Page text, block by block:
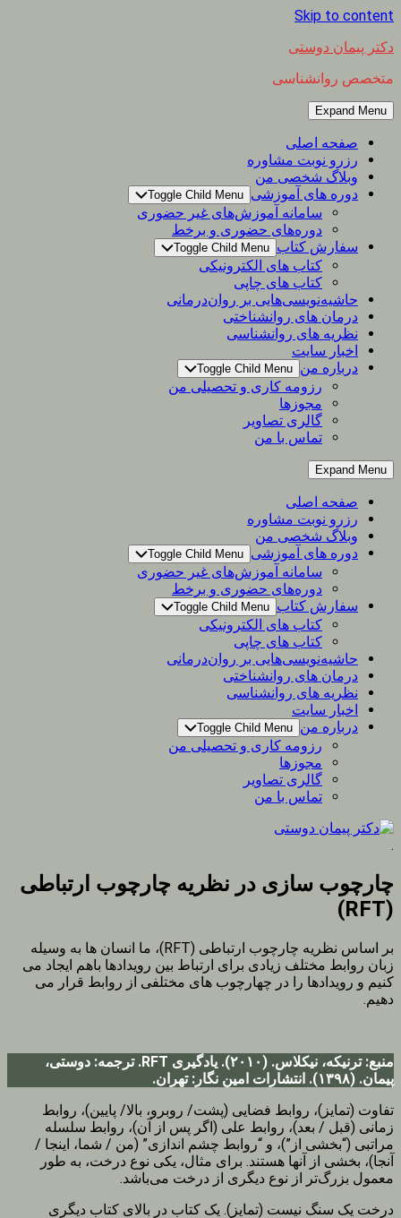
Skip to content
دکتر پیمان دوستی
متخصص روانشناسی
Expand Menu
صفحه اصلی
رزرو نوبت مشاوره
وبلاگ شخصی من
دوره های آموزشی Toggle Child Menu
سامانه آموزش‌های غیر حضوری
دوره‌های حضوری و برخط
سفارش کتاب Toggle Child Menu
کتاب های الکترونیکی
کتاب های چاپی
حاشیه‌نویسی‌هایی بر روان‌درمانی
درمان های روانشناختی
نظریه های روانشناسی
اخبار سایت
درباره من Toggle Child Menu
رزومه کاری و تحصیلی من
مجوزها
گالری تصاویر
تماس با من
Expand Menu
صفحه اصلی
رزرو نوبت مشاوره
وبلاگ شخصی من
دوره های آموزشی Toggle Child Menu
سامانه آموزش‌های غیر حضوری
دوره‌های حضوری و برخط
سفارش کتاب Toggle Child Menu
کتاب های الکترونیکی
کتاب های چاپی
حاشیه‌نویسی‌هایی بر روان‌درمانی
درمان های روانشناختی
نظریه های روانشناسی
اخبار سایت
درباره من Toggle Child Menu
رزومه کاری و تحصیلی من
مجوزها
گالری تصاویر
تماس با من
.
چارچوب سازی در نظریه چارچوب ارتباطی
(RFT)
بر اساس نظریه چارچوب ارتباطی (RFT)، ما انسان ها به وسیله
زبان روابط مختلف زیادی برای ارتباط بین رویدادها باهم ایجاد می
کنیم و رویدادها را در چهارچوب های مختلفی از روابط قرار می
دهیم.
منبع: ترنیکه، نیکلاس. (۲۰۱۰). یادگیری RFT. ترجمه: دوستی،
پیمان. (۱۳۹۸). انتشارات امین نگار: تهران.
تفاوت (تمایز)، روابط فضایی (پشت/ روبرو، بالا/ پایین)، روابط
زمانی (قبل / بعد)، روابط علی (اگر پس از آن)، روابط سلسله
مراتبی (“بخشی از”)، و “روابط چشم اندازی” (من / شما، اینجا /
آنجا)، بخشی از آنها هستند. برای مثال، یکی نوع درخت، به طور
معمول بزرگ‌تر از نوع دیگری از درخت می‌باشد.
درخت یک سنگ نیست (تمایز). یک کتاب در بالای کتاب دیگری